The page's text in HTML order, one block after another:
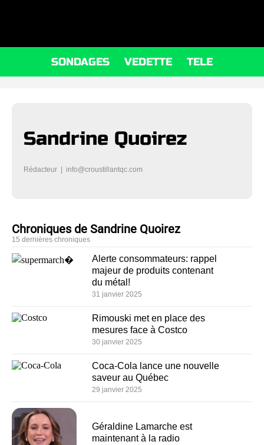
SONDAGES VEDETTE TELE
Sandrine Quoirez
Rédacteur | info@croustillantqc.com
Chroniques de Sandrine Quoirez
15 dernières chroniques
Alerte consommateurs: rappel
majeur de produits contenant
du métal!
31 janvier 2025
Rimouski met en place des
mesures face à Costco
30 janvier 2025
Coca-Cola lance une nouvelle
saveur au Québec
29 janvier 2025
Géraldine Lamarche est
maintenant à la radio